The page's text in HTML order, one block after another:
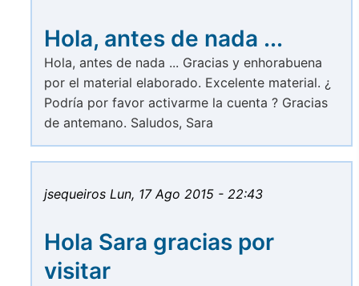
Hola, antes de nada ...
Hola, antes de nada ... Gracias y enhorabuena
por el material elaborado. Excelente material. ¿
Podría por favor activarme la cuenta ? Gracias
de antemano. Saludos, Sara
jsequeiros Lun, 17 Ago 2015 - 22:43
Hola Sara gracias por
visitar